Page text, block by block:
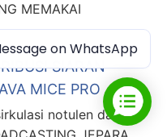
MEMAKAI
SIARAN
MICE PRO
notulen dan
on WhatsApp